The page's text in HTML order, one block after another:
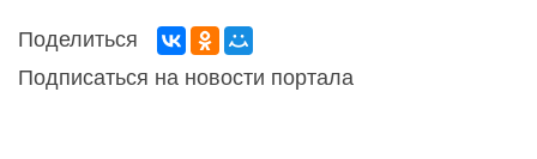
Поделиться
Подписаться на новости портала